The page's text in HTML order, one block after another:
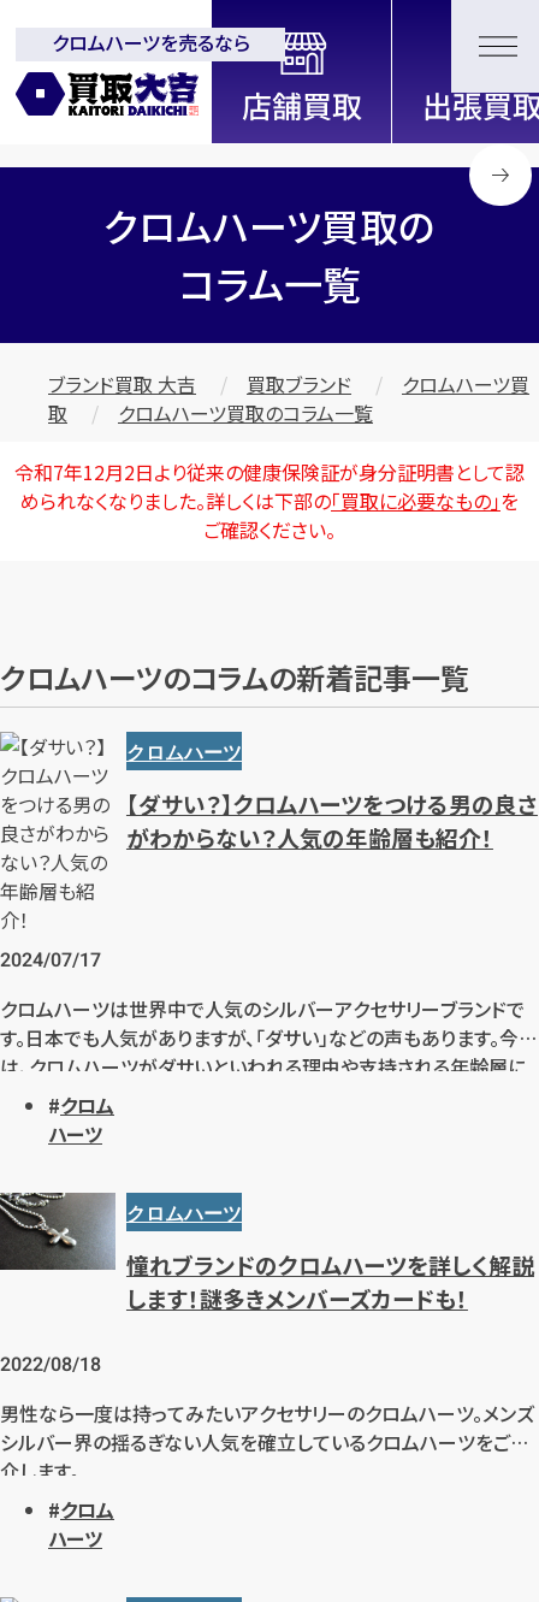
全国2000店舗以上展開中！
信頼と実績の買取専門店「買取大
吉」
クロムハーツを売るなら
カンタン無料
クロムハーツ買取の
コラム一覧
ブランド買取 大吉 買取ブランド
クロムハーツ買
取
クロムハーツ買取のコラム一覧
令和7年12月2日より従来の健康保険証が身分証明書として認
められなくなりました。詳しくは下部の「買取に必要なもの」を
ご確認ください。
クロムハーツのコラムの新着記事一覧
クロムハーツ
【ダサい？】クロムハーツをつける男の良さ
がわからない？人気の年齢層も紹介！
2024/07/17
クロムハーツは世界中で人気のシルバーアクセサリーブランドで
す。日本でも人気がありますが、「ダサい」などの声もあります。今回
は、クロムハーツがダサいといわれる理由や支持される年齢層に
ついてご紹介します。
クロム
ハーツ
クロムハーツ
憧れブランドのクロムハーツを詳しく解説
します！謎多きメンバーズカードも！
2022/08/18
男性なら一度は持ってみたいアクセサリーのクロムハーツ。メンズ
シルバー界の揺るぎない人気を確立しているクロムハーツをご紹
介します。
クロム
ハーツ